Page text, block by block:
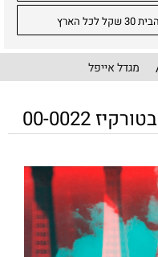
מגדל אייפל
00-0022